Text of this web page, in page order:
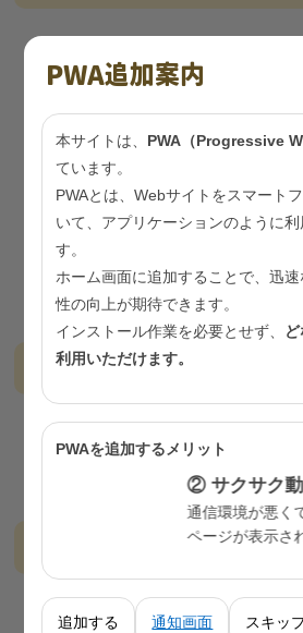
東京都がん登録
胃内視鏡検診講習会
がん検診従事者講習会（生活
会）
東京都生活習慣病検診管理指
糖尿病・メタボリックシンドローム
医療保険者・事業者向けパン
組む糖尿病予防」
東京都受動喫煙防止条例
PWA追加案内
本サイトは、 PWA（Progressive
ています。
PWAとは、Webサイトをスマート
いて、アプリケーションのように
す。
ホーム画面に追加することで、迅
性の向上が期待できます。
インストール作業を必要とせず、
利用いただけます。
PWAを追加するメリット
② サクサク動いて
通信環境が悪くても、
ページが表示されやす
追加する 通知画面 スキッ